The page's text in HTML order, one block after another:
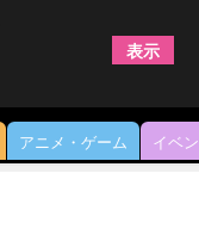
アニメ・ゲーム イベ
表示